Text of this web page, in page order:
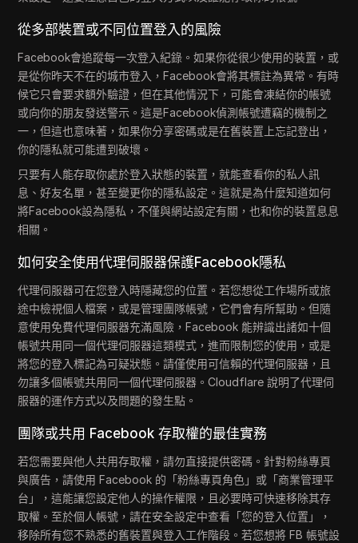
從多部裝置或不同位置登入的風險
Facebook會追蹤每一次登入紀錄。如果你從很少使用的裝置，或
是從你昨天不在的城市登入，Facebook會將其標註為異常。有時
候它只會要求額外驗證，但在其他情況下，可能會凍結你的帳號
或向你的朋友發送警示。這是Facebook偵測帳號遭竊的機制之
一，但這也意味著，如果你分享密碼或是在舊裝置上忘記登出，
你的隱私就可能遭到破壞。
只要有人能存取你處於登入狀態的裝置，就能查看你的私人訊
息、好友名單，甚至變更你的隱私設定。這就是為什麼知道如何
將Facebook設為隱私，不僅與網站設定有關，也和你的裝置息息
相關。
如何安全使用代理伺服器保護Facebook隱私
代理伺服器可在您登入時隱藏您的位置。若您想從工作場所或旅
途中檢視個人檔案，或是管理團隊帳號，它們會有所幫助。但隨
意使用免費代理伺服器充滿風險，Facebook 能辨識出諸如十個
帳號共用同一個代理伺服器這類模式，進而限制您的使用，或是
將您的登入標記為可疑狀態。請僅使用可信賴的代理伺服器，且
勿讓多個帳號共用同一個代理伺服器。Cloudflare 說明了代理伺
服器的運作方式以及問題的發生點。
團隊或共用 Facebook 存取權的最佳實務
若您需要與他人共用存取權，請勿直接提供密碼。針對粉絲專頁
與廣告，請使用 Facebook 的「粉絲專頁角色」或「商業管理平
台」，這能讓您設定他人的操作權限，且必要時可快速移除其存
取權。至於個人帳號，請在安全設定中查看「您的登入位置」，
移除所有您不熟悉的舊裝置與登入工作階段。若您想將 FB 帳號設